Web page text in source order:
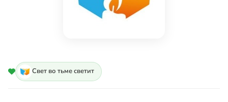
Свет во тьме светит